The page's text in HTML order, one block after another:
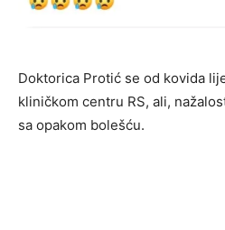
Doktorica Protić se od kovida
kliničkom centru RS, ali,
sa opakom bolešću.